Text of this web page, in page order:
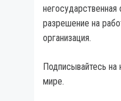
разрешение на
организация.
Подписывайтесь на
мире.